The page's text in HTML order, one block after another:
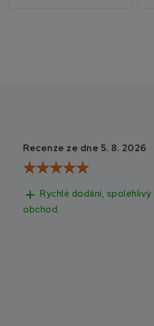
Recenze ze dne 5. 8. 2026
add Rychlé dodání, spolehlivý
obchod.